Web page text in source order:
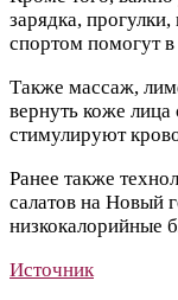
зарядка,
спортом помогут в
Также массаж,
вернуть коже лица
стимулируют
Ранее также
салатов на Новый
низкокалорийные
Источник